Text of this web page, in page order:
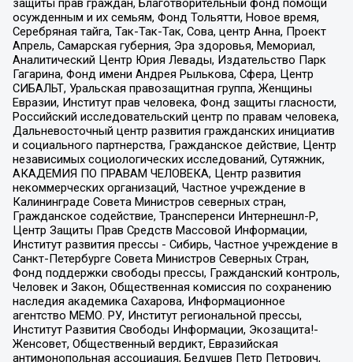
защиты прав граждан, Благотворительный фонд помощи
осужденным и их семьям, Фонд Тольятти, Новое время,
Серебряная тайга, Так-Так-Так, Сова, центр Анна, Проект
Апрель, Самарская губерния, Эра здоровья, Мемориал,
Аналитический Центр Юрия Левады, Издательство Парк
Гагарина, Фонд имени Андрея Рылькова, Сфера, Центр
СИБАЛЬТ, Уральская правозащитная группа, Женщины
Евразии, Институт прав человека, Фонд защиты гласности,
Российский исследовательский центр по правам человека,
Дальневосточный центр развития гражданских инициатив
и социального партнерства, Гражданское действие, Центр
независимых социологических исследований, Сутяжник,
АКАДЕМИЯ ПО ПРАВАМ ЧЕЛОВЕКА, Центр развития
некоммерческих организаций, Частное учреждение в
Калининграде Совета Министров северных стран,
Гражданское содействие, Трансперенси Интернешнл-Р,
Центр Защиты Прав Средств Массовой Информации,
Институт развития прессы - Сибирь, Частное учреждение в
Санкт-Петербурге Совета Министров Северных Стран,
Фонд поддержки свободы прессы, Гражданский контроль,
Человек и Закон, Общественная комиссия по сохранению
наследия академика Сахарова, Информационное
агентство МЕМО. РУ, Институт региональной прессы,
Институт Развития Свободы Информации, Экозащита!-
Женсовет, Общественный вердикт, Евразийская
антимонопольная ассоциация, Бедушев Петр Петрович,